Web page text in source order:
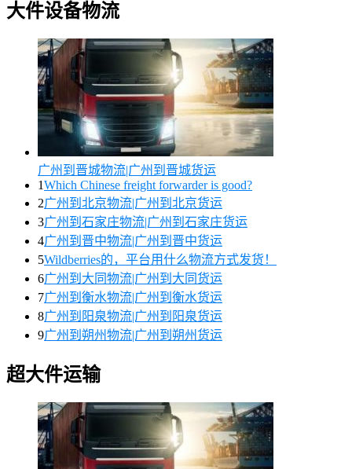
大件设备物流
广州到晋城物流|广州到晋城货运
1Which Chinese freight forwarder is good?
2广州到北京物流|广州到北京货运
3广州到石家庄物流|广州到石家庄货运
4广州到晋中物流|广州到晋中货运
5Wildberries的，平台用什么物流方式发货！
6广州到大同物流|广州到大同货运
7广州到衡水物流|广州到衡水货运
8广州到阳泉物流|广州到阳泉货运
9广州到朔州物流|广州到朔州货运
超大件运输